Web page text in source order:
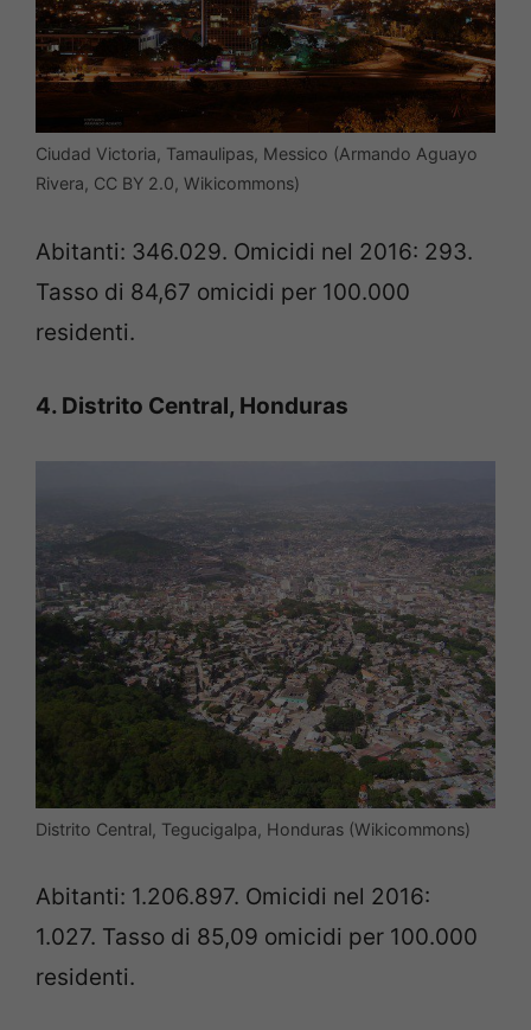
Ciudad Victoria, Tamaulipas, Messico (Armando Aguayo
Rivera, CC BY 2.0, Wikicommons)
Abitanti: 346.029. Omicidi nel 2016: 293.
Tasso di 84,67 omicidi per 100.000
residenti.
4. Distrito Central, Honduras
Distrito Central, Tegucigalpa, Honduras (Wikicommons)
Abitanti: 1.206.897. Omicidi nel 2016:
1.027. Tasso di 85,09 omicidi per 100.000
residenti.